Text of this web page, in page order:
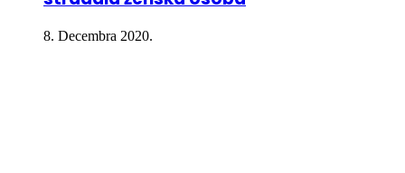
8. Decembra 2020.